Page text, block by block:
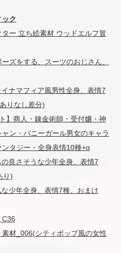
ック
ー 立ち絵素材 ウッドエルフ冒
ズをする、スーツのおじさん、
ナマフィア風男性全身、表情7
りなし差分)
】商人・錬金術師・受付嬢・神
ン・バニーガール男女のキャラ
タジー・全身表情10種+α
良さそうな少年全身、表情7
り)
少年全身、表情7種、おまけ
C36
素材_006(シティポップ風の女性